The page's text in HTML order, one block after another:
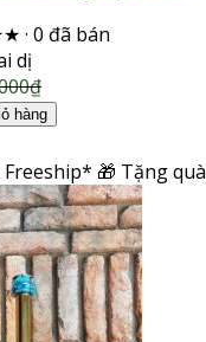
· 0 đã bán
dị
₫
hàng
Freeship* 🎁 Tặng quà